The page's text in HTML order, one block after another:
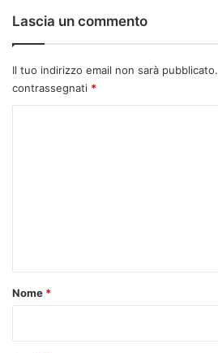
Lascia un commento
Il tuo indirizzo email non sarà pubblicato.
contrassegnati *
o
Nome *